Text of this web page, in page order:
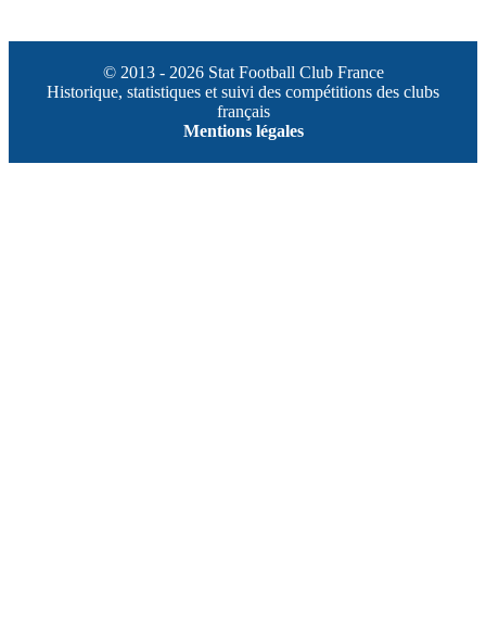
© 2013 - 2026 Stat Football Club France
Historique, statistiques et suivi des compétitions des clubs
français
Mentions légales